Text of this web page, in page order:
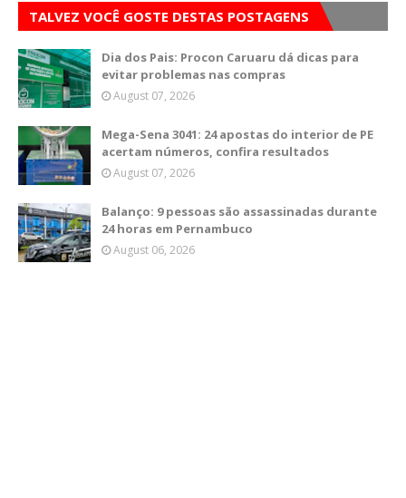
TALVEZ VOCÊ GOSTE DESTAS POSTAGENS
Dia dos Pais: Procon Caruaru dá dicas para
evitar problemas nas compras
August 07, 2026
Mega-Sena 3041: 24 apostas do interior de PE
acertam números, confira resultados
August 07, 2026
Balanço: 9 pessoas são assassinadas durante
24 horas em Pernambuco
August 06, 2026